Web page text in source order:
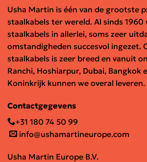
Usha Martin is één van de grootste
staalkabels ter wereld. Al sinds 1960
staalkabels in allerlei, soms zeer
omstandigheden succesvol ingezet.
staalkabels is zeer breed en vanuit
Ranchi, Hoshiarpur, Dubai, Bangkok
Koninkrijk kunnen we overal leveren.
Contactgegevens
+31 180 74 50 99
info@ushamartineurope.com
Usha Martin Europe B.V.